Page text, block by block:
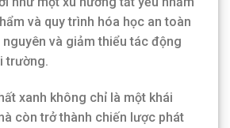
và quy trình hóa học an toàn
và giảm thiểu tác động
trường.
xanh không chỉ là một khái
còn trở thành chiến lược phát